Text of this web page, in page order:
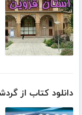
دانلود کتاب از